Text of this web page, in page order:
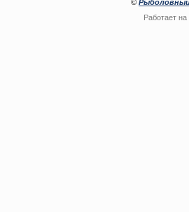
© Рыболовный
Работает